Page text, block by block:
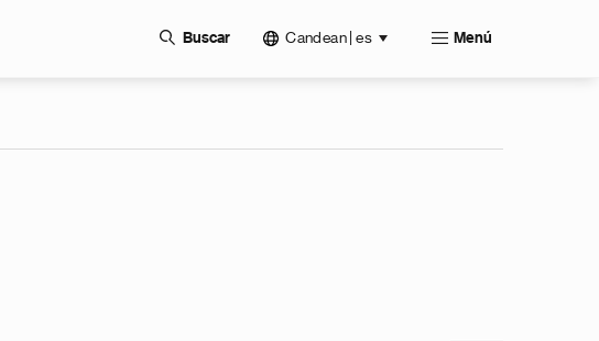
Buscar Candean | es Menú